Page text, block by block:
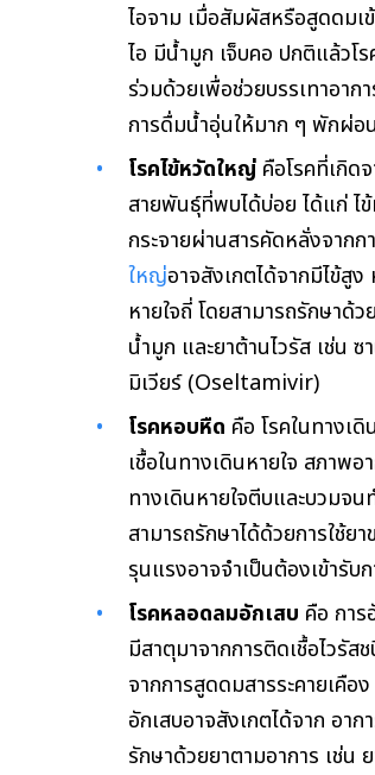
ไอจาม เมื่อสัมผัสหรือสูดดมเ
ไอ มีน้ำมูก เจ็บคอ ปกติแล้วโ
ร่วมด้วยเพื่อช่วยบรรเทาอาก
การดื่มน้ำอุ่นให้มาก ๆ พักผ่อ
โรคไข้หวัดใหญ่ คือโรคที่เกิด
สายพันธุ์ที่พบได้บ่อย ได้แก่ ไ
กระจายผ่านสารคัดหลั่งจากก
ใหญ่อาจสังเกตได้จากมีไข้สู
หายใจถี่ โดยสามารถรักษาด้
น้ำมูก และยาต้านไวรัส เช่น
มิเวียร์ (Oseltamivir)
โรคหอบหืด คือ โรคในทางเ
เชื้อในทางเดินหายใจ สภาพ
ทางเดินหายใจตีบและบวมจ
สามารถรักษาได้ด้วยการใช้
รุนแรงอาจจำเป็นต้องเข้ารับ
โรคหลอดลมอักเสบ คือ กา
มีสาตุมาจากการติดเชื้อไวรั
จากการสูดดมสารระคายเคื
อักเสบอาจสังเกตได้จาก อา
รักษาด้วยยาตามอาการ เช่น